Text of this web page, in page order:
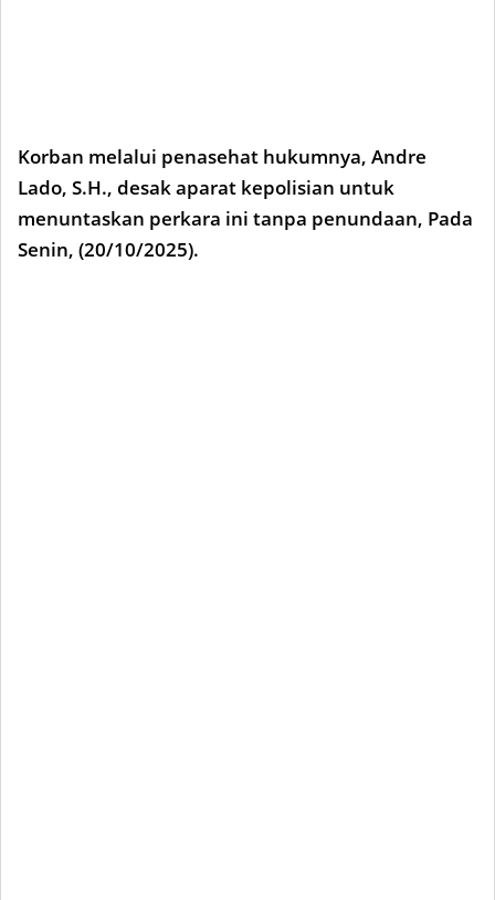
Korban melalui penasehat hukumnya, Andre
Lado, S.H., desak aparat kepolisian untuk
menuntaskan perkara ini tanpa penundaan, Pada
Senin, (20/10/2025).